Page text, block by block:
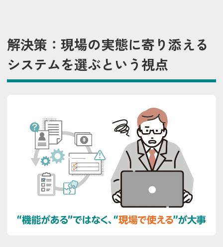
解決策：現場の実態に寄り添える
システムを選ぶという視点